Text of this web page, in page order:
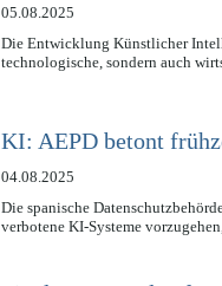
05.08.2025
Die Entwicklung Künstlicher
technologische, sondern auch
KI: AEPD betont
04.08.2025
Die spanische
verbotene KI-Systeme